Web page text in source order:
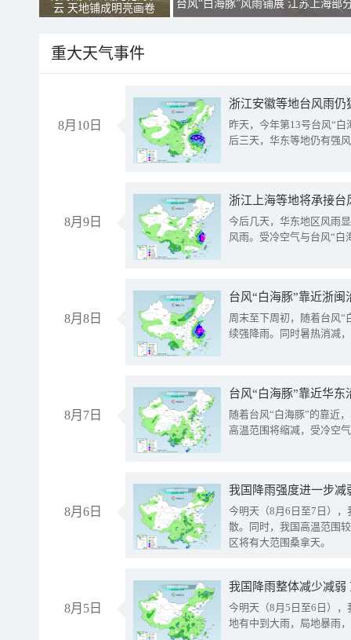
云 天地铺成明亮画卷
台风“白海豚”风雨铺展 江苏上海部
重大天气事件
8月10日
浙江安徽等地台风雨
昨天，今年第13号台风“
后三天，华东等地仍有强
8月9日
浙江上海等地将承接台
今后几天，华东地区风雨
风雨。受冷空气与台风“白
8月8日
台风“白海豚”靠近浙
周末至下周初，随着台风“
续强降雨。同时暑热消减
8月7日
台风“白海豚”靠近华
随着台风“白海豚”的靠近
高温范围将缩减，受冷空
8月6日
今明天（8月6日至7日）
散。同时，我国高温范围
区将有大范围桑拿天。
8月5日
我国降雨整体减少减弱
今明天（8月5日至6日）
地有中到大雨，局地暴雨